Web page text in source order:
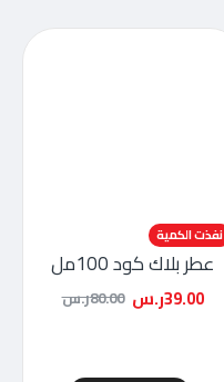
-51 %
نفذت الكمية
عطر بلاك كود 100مل
39.00ر.س 80.00ر.س